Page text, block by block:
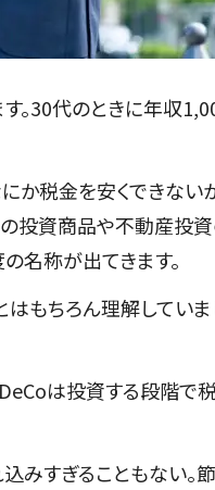
。30代のときに年収
か税金を安くできない
の投資商品や不動産投
名称が出てきます。
もちろん理解していま
は投資する段階で
みすぎることもない。